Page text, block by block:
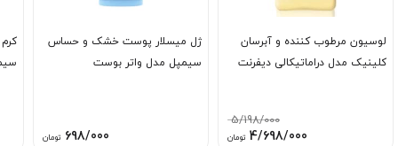
لوسیون مرطوب کننده و آبرسان
کلینیک مدل دراماتیکالی دیفرنت
5/198/000
قیمت
4/698/000 تومانقیمت
ژل میسلار پوست خشک و حساس
سیمپل مدل واتر بوست
698/000 تومان